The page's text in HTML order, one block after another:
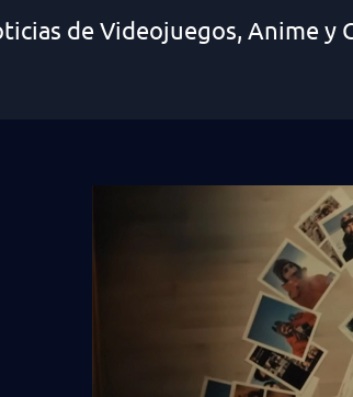
de Videojuegos, Anime y